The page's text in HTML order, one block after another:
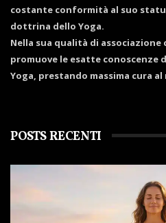
costante conformità al suo
dottrina dello Yoga.
Nella sua qualità di
promuove le esatte conoscenze
Yoga, prestando massima cura
POSTS RECENTI